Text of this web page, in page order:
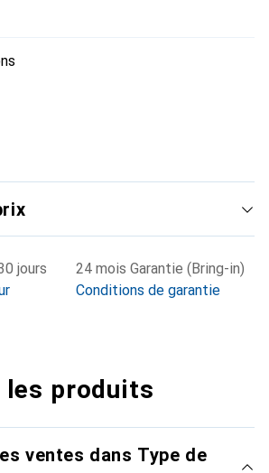
jours
24 mois Garantie (Bring-in)
Conditions de garantie
les produits
ventes dans Type de